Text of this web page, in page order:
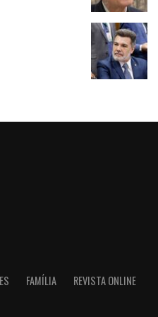
FAMÍLIA REVISTA ONLINE